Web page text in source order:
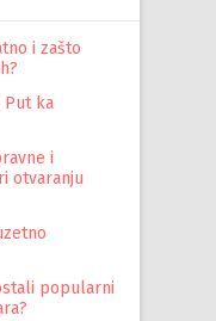
i zašto
Put ka
i
otvaranju
popularni